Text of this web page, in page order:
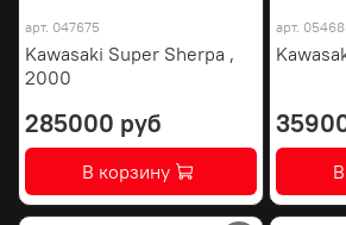
арт. 047675
Kawasaki Super Sherpa ,
2000
285000 руб
В корзину
арт.